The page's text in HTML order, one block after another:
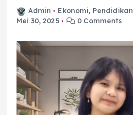
Admin Ekonomi, Pendidikan
Mei 30, 2025
0 Comments